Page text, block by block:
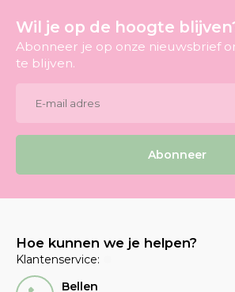
Wil je op de hoogte
Abonneer je op onze nieuwsbrief
te blijven.
Abonneer
Hoe kunnen we je helpen?
Klantenservice:
Bellen